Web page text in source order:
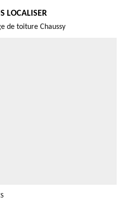
LOCALISER
de toiture Chaussy